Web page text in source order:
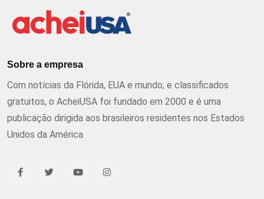
Sobre a empresa
Com notícias da Flórida, EUA e mundo, e classificados
gratuitos, o AcheiUSA foi fundado em 2000 e é uma
publicação dirigida aos brasileiros residentes nos Estados
Unidos da América